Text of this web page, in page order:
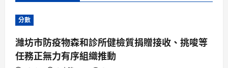
分數
濰坊市防疫物森和診所健檢質捐贈接收、挑唆等
任務正無力有序組織推動